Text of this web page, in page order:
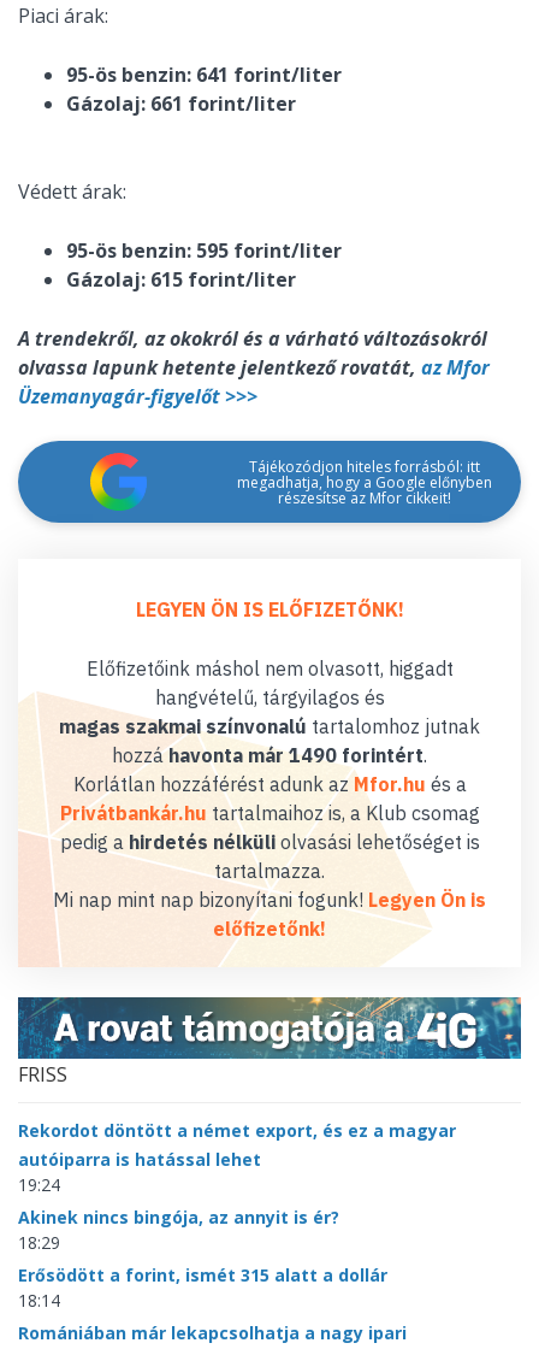
Piaci árak:
95-ös benzin: 641 forint/liter
Gázolaj: 661 forint/liter
Védett árak:
95-ös benzin: 595 forint/liter
Gázolaj: 615 forint/liter
A trendekről, az okokról és a várható változásokról
olvassa lapunk hetente jelentkező rovatát, az Mfor
Üzemanyagár-figyelőt >>>
Tájékozódjon hiteles forrásból: itt
megadhatja, hogy a Google előnyben
részesítse az Mfor cikkeit!
LEGYEN ÖN IS ELŐFIZETŐNK!
Előfizetőink máshol nem olvasott, higgadt
hangvételű, tárgyilagos és
magas szakmai színvonalú tartalomhoz jutnak
hozzáhavonta már 1490 forintért.
Korlátlan hozzáférést adunk az Mfor.hu és a
Privátbankár.hu tartalmaihoz is, a Klub csomag
pedig a hirdetés nélküliolvasási lehetőséget is
tartalmazza.
Mi nap mint nap bizonyítani fogunk! Legyen Ön is
előfizetőnk!
FRISS
Rekordot döntött a német export, és ez a magyar
autóiparra is hatással lehet
19:24
Akinek nincs bingója, az annyit is ér?
18:29
Erősödött a forint, ismét 315 alatt a dollár
18:14
Romániában már lekapcsolhatja a nagy ipari